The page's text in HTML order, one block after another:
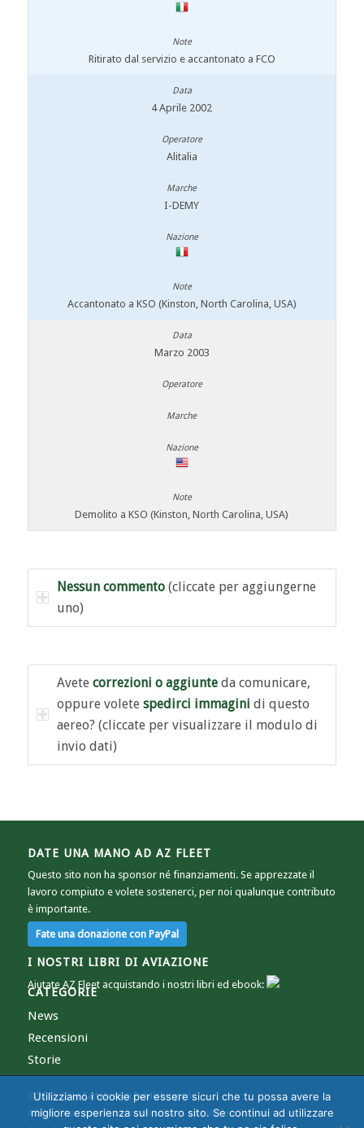
Ritirato dal servizio e accantonato a FCO
4 Aprile 2002
Alitalia
I-DEMY
Accantonato a KSO (Kinston, North Carolina, USA)
Marzo 2003
Demolito a KSO (Kinston, North Carolina, USA)
Nessun commento(cliccate per aggiungerne
uno)
Avete correzioni o aggiunteda comunicare,
oppure volete spedirci immagini di questo
aereo? (cliccate per visualizzare il modulo di
invio dati)
DATE UNA MANO AD AZ FLEET
Questo sito non ha sponsor né finanziamenti. Se apprezzate il
lavoro compiuto e volete sostenerci, per noi qualunque contributo
è importante.
I NOSTRI LIBRI DI AVIAZIONE
Aiutate AZ Fleet acquistando i nostri libri ed ebook:
CATEGORIE
News
Recensioni
Storie
© 2012-2024Cartabianca Publishing snc
AZ Fleet non è in alcun modo affiliato ad Alitalia - Società
Utilizziamo i cookie per essere sicuri che tu possa avere la
migliore esperienza sul nostro sito. Se continui ad utilizzare